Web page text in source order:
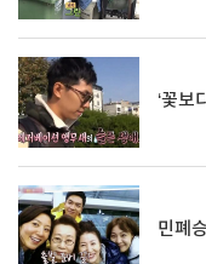
‘꽃보
민폐